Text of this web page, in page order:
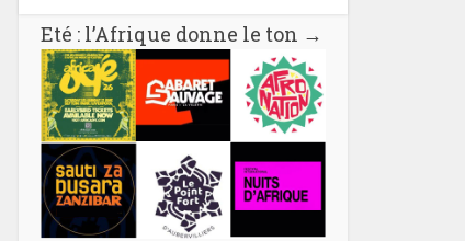
Eté : l’Afrique donne le ton →